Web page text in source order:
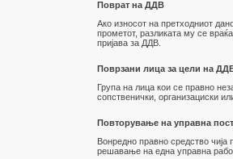
Поврат на ДДВ
Ако износот на претходниот
прометот, разликата му се
пријава за ДДВ.
Поврзани лица за цели на
Група на лица кои се правно
сопственички, организациски
Повторување на управна
Вонредно правно средство
решавање на една управна